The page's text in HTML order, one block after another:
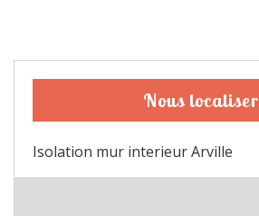
Nous localiser
Isolation mur interieur Arville